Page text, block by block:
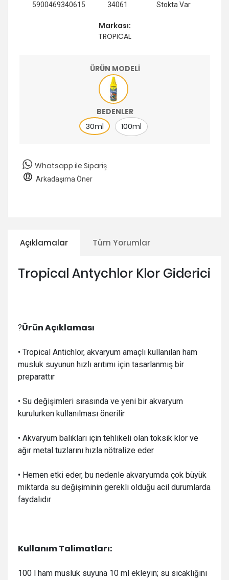
5900469340615 34061 Stokta Var
Markası:
TROPICAL
ÜRÜN MODELİ
BEDENLER
30ml
100ml
Whatsapp ile Sipariş
Arkadaşıma Öner
Açıklamalar Tüm Yorumlar
Tropical Antychlor Klor Giderici
?Ürün Açıklaması
• Tropical Antichlor, akvaryum amaçlı kullanılan ham
musluk suyunun hızlı arıtımı için tasarlanmış bir
preparattır
• Su değişimleri sırasında ve yeni bir akvaryum
kurulurken kullanılması önerilir
• Akvaryum balıkları için tehlikeli olan toksik klor ve
ağır metal tuzlarını hızla nötralize eder
• Hemen etki eder, bu nedenle akvaryumda çok büyük
miktarda su değişiminin gerekli olduğu acil durumlarda
faydalıdır
Kullanım Talimatları:
100 l ham musluk suyuna 10 ml ekleyin; su sıcaklığını